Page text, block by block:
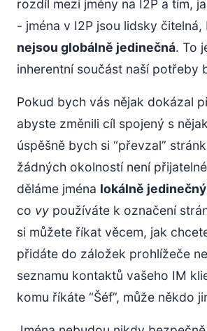
rozdíl mezi jmény na I2P a tím,
- jména v I2P jsou lidsky čitelná,
nejsou globálně jedinečná. To
inherentní součást naší potřeby
Pokud bych vás nějak dokázal
abyste změnili cíl spojený s
úspěšně bych si “převzal”
žádných okolností není
děláme jména lokálně
co vy používáte k označení
si můžete říkat věcem, jak
přidáte do záložek prohlížeče
seznamu kontaktů vašeho IM
komu říkáte “Šéf”, může někdo